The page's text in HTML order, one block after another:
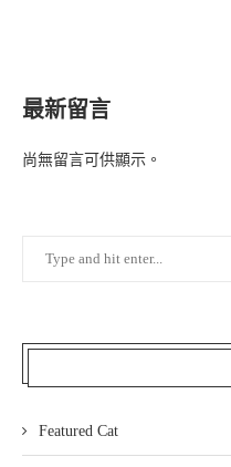
最新留言
尚無留言可供顯示。
Featured Cat